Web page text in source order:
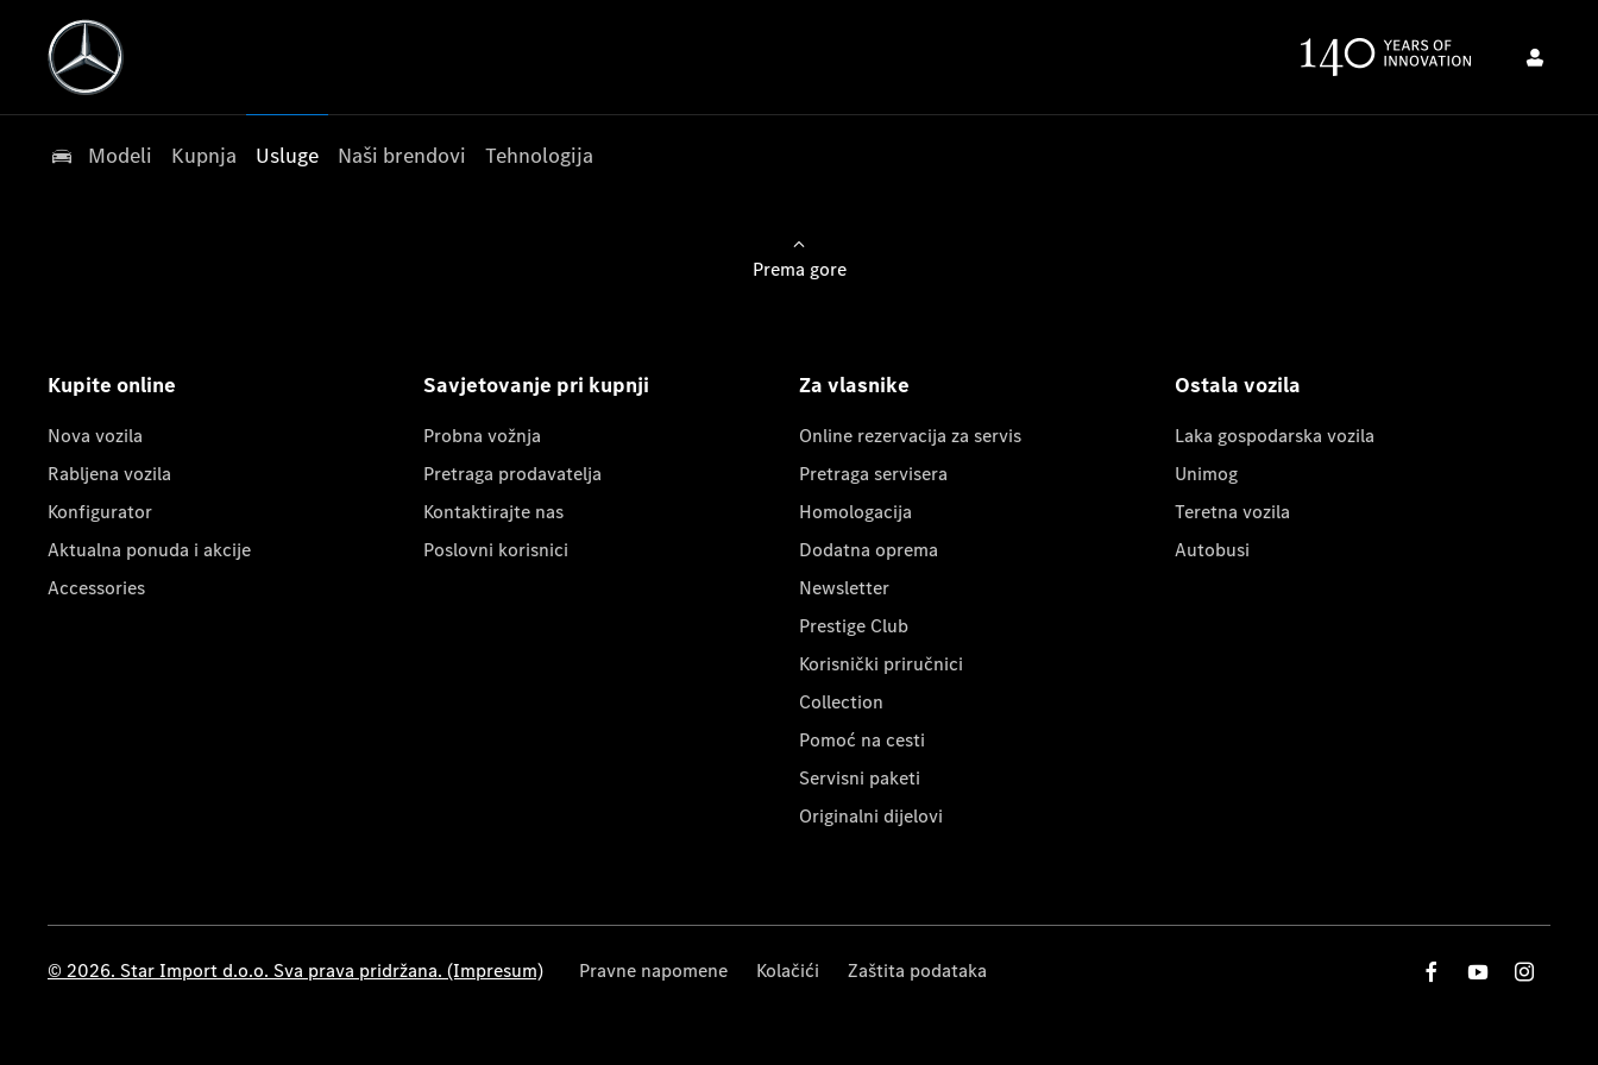
Modeli Kupnja Usluge Naši brendovi Tehnologija
Prema gore
Kupite online
Nova vozila
Rabljena vozila
Konfigurator
Aktualna ponuda i akcije
Accessories
Savjetovanje pri kupnji
Probna vožnja
Pretraga prodavatelja
Kontaktirajte nas
Poslovni korisnici
Za vlasnike
Online rezervacija za servis
Pretraga servisera
Homologacija
Dodatna oprema
Newsletter
Prestige Club
Korisnički priručnici
Collection
Pomoć na cesti
Servisni paketi
Originalni dijelovi
Ostala vozila
Laka gospodarska vozila
Unimog
Teretna vozila
Autobusi
© 2026. Star Import d.o.o. Sva prava pridržana. (Impresum) Pravne napomene Kolačići Zaštita podataka